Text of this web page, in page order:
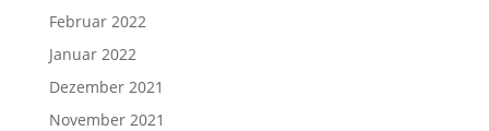
Februar 2022
Januar 2022
Dezember 2021
November 2021